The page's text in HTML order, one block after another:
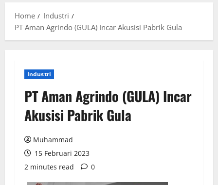
Home
Industri
PT Aman Agrindo (GULA) Incar Akusisi Pabrik Gula
Industri
PT Aman Agrindo (GULA) Incar
Akusisi Pabrik Gula
Muhammad
15 Februari 2023
2 minutes read
0